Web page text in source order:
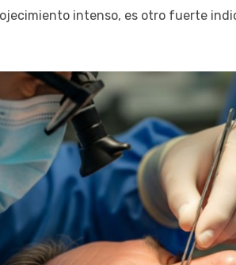
intenso, es otro fuerte